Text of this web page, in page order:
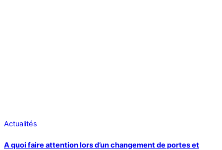
Actualités
A quoi faire attention lors d’un changement de portes et